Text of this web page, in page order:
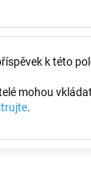
k této
mohou
.